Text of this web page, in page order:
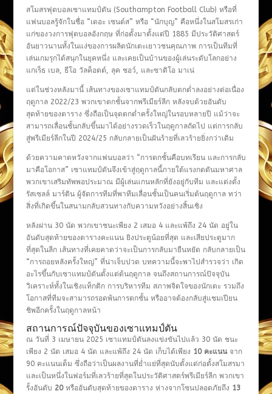
สโมสรฟุตบอลเซาแทมป์ตัน (Southampton Football Club) หรือที่
แฟนบอลรู้จักในชื่อ “เดอะ เซนต์ส” หรือ “นักบุญ” คือหนึ่งในสโมสรเก่า
แก่ของวงการฟุตบอลอังกฤษ ที่ก่อตั้งมาตั้งแต่ปี 1885 มีประวัติศาสตร์
อันยาวนานทั้งในแง่ของการผลิตนักเตะเยาวชนคุณภาพ การเป็นทีมที่
เล่นเกมรุกได้สนุกในยุคหนึ่ง และเคยเป็นบ้านของผู้เล่นระดับโลกอย่าง
แกเร็ธ เบล, ธีโอ วัลค็อตต์, ลุค ชอว์, และซาดิโอ มาเน่
แต่ในช่วงหลังมานี้ เส้นทางของเซาแทมป์ตันกลับตกต่ำลงอย่างต่อเนื่อง
ฤดูกาล 2022/23 พวกเขาตกชั้นจากพรีเมียร์ลีก หลังจบด้วยอันดับ
สุดท้ายของตาราง ซึ่งถือเป็นจุดตกต่ำครั้งใหญ่ในรอบหลายปี แม้ว่าจะ
สามารถเลื่อนชั้นกลับขึ้นมาได้อย่างรวดเร็วในฤดูกาลถัดไป แต่การกลับ
สู่พรีเมียร์ลีกในปี 2024/25 กลับกลายเป็นฝันร้ายที่เลวร้ายยิ่งกว่าเดิม
ด้วยความคาดหวังจากแฟนบอลว่า “การตกชั้นคือบทเรียน และการกลับ
มาคือโอกาส” เซาแทมป์ตันจึงเข้าสู่ฤดูกาลนี้ภายใต้แรงกดดันมหาศาล
พวกเขาเสริมทัพพอประมาณ มีผู้เล่นแกนหลักที่ยังอยู่กับทีม และแต่งตั้ง
รัสเซลล์ มาร์ติน ผู้จัดการทีมที่พาทีมเลื่อนชั้นเป็นคนเริ่มต้นฤดูกาล ทว่า
สิ่งที่เกิดขึ้นในสนามกลับสวนทางกับความหวังอย่างสิ้นเชิง
หลังผ่าน 30 นัด พวกเขาชนะเพียง 2 เสมอ 4 และแพ้ถึง 24 นัด อยู่ใน
อันดับสุดท้ายของตารางคะแนน ยิงประตูน้อยที่สุด และเสียประตูมาก
ที่สุดในลีก เส้นทางที่เคยคาดว่าจะเป็นการกลับมายืนหยัด กลับกลายเป็น
“การถอยหลังครั้งใหญ่” ที่น่าเจ็บปวด บทความนี้จะพาไปสำรวจว่า เกิด
อะไรขึ้นกับเซาแทมป์ตันตั้งแต่ต้นฤดูกาล จนถึงสถานการณ์ปัจจุบัน
วิเคราะห์ทั้งในเชิงแท็กติก การบริหารทีม สภาพจิตใจของนักเตะ รวมถึง
โอกาสที่ทีมจะสามารถรอดพ้นการตกชั้น หรืออาจต้องกลับสู่แชมเปียน
ชิพอีกครั้งในฤดูกาลหน้า
สถานการณ์ปัจจุบันของเซาแทมป์ตัน
ณ วันที่ 3 เมษายน 2025 เซาแทมป์ตันลงแข่งขันไปแล้ว 30 นัด ชนะ
เพียง 2 นัด เสมอ 4 นัด และแพ้ถึง 24 นัด เก็บได้เพียง 10 คะแนนจาก
90 คะแนนเต็ม ซึ่งถือว่าเป็นผลงานที่ย่ำแย่ที่สุดนับตั้งแต่ก่อตั้งสโมสรมา
และเป็นหนึ่งในฟอร์มที่เลวร้ายที่สุดในประวัติศาสตร์พรีเมียร์ลีก พวกเขา
รั้งอันดับ 20หรืออันดับสุดท้ายของตาราง ห่างจากโซนปลอดภัยถึง 13